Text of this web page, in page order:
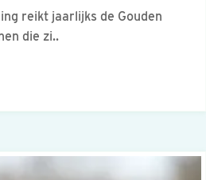
reikt jaarlijks de Gouden
die zi..